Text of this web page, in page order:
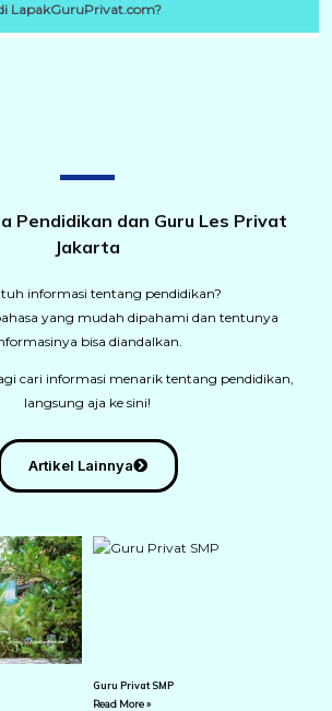
LapakGuruPrivat.com?
Pendidikan dan Guru Les Privat
Jakarta
informasi tentang pendidikan?
yang mudah dipahami dan tentunya
bisa diandalkan.
cari informasi menarik tentang pendidikan,
langsung aja ke sini!
Artikel Lainnya
Guru Privat SMP
Read More »